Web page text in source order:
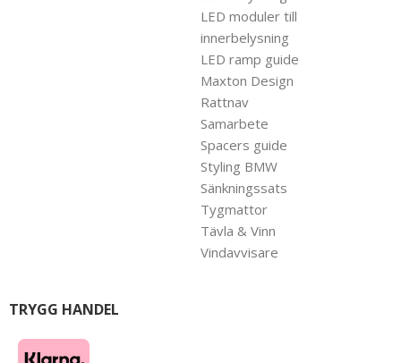
LED moduler till
innerbelysning
LED ramp guide
Maxton Design
Rattnav
Samarbete
Spacers guide
Styling BMW
Sänkningssats
Tygmattor
Tävla & Vinn
Vindavvisare
TRYGG HANDEL